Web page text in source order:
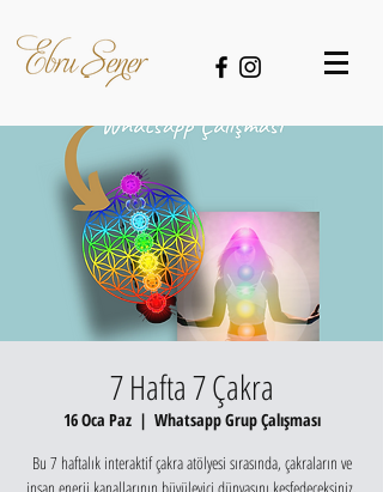
7 Hafta 7 Çakra
16 Oca Paz
  |
Whatsapp Grup Çalışması
Bu 7 haftalık interaktif çakra atölyesi sırasında, çakraların ve